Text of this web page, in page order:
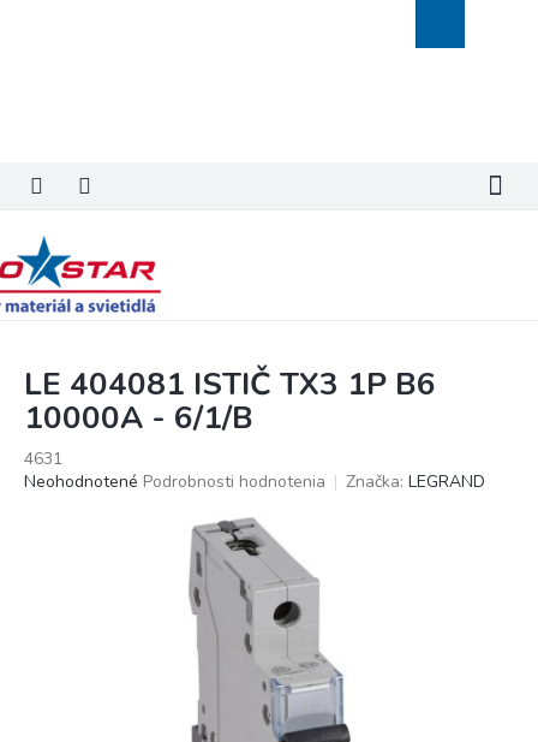
košík
LE 404081 ISTIČ TX3 1P B6
10000A - 6/1/B
4631
Priemerné
Neohodnotené Podrobnosti hodnotenia Značka: LEGRAND